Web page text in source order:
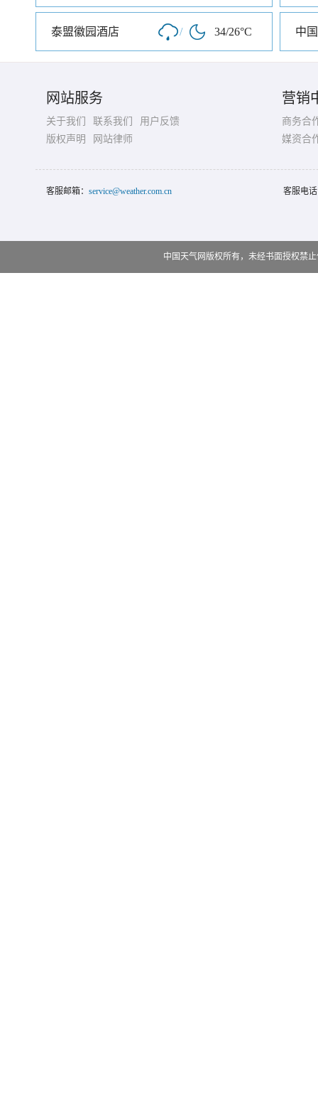
泰盟徽园酒店 / 34/26°C 中
网站服务
关于我们 联系我们
用户反馈
版权声明
网站律师
营销
商务合
媒资合
客服邮箱： service@weather.com.cn 客服电
中国天气网版权所有，未经书面授权